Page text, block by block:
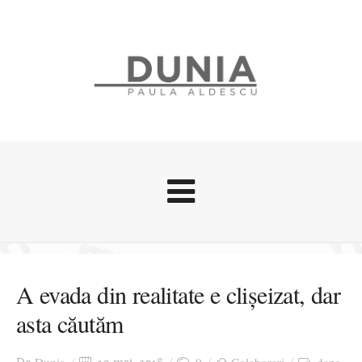
Stari afective
Zice Dunia
Cursuri povestite
A evada din realitate e clișeizat, dar
asta căutăm